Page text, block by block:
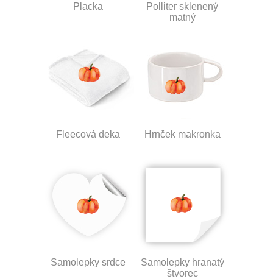
Placka
Polliter sklenený
matný
Fleecová deka Hrnček makronka
Samolepky srdce
Samolepky hranatý
štvorec